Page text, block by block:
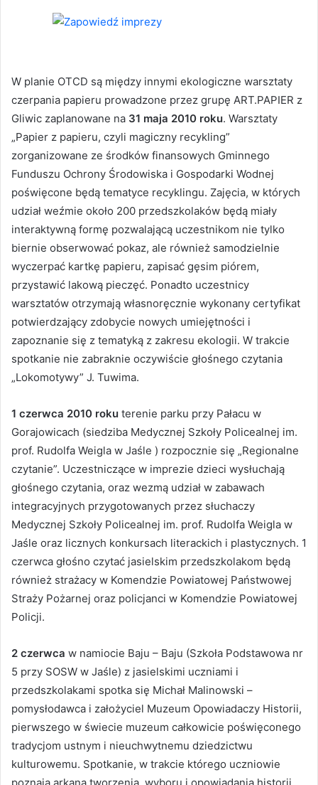
W planie OTCD są między innymi ekologiczne warsztaty
czerpania papieru prowadzone przez grupę ART.PAPIER z
Gliwic zaplanowane na 31 maja 2010 roku. Warsztaty
„Papier z papieru, czyli magiczny recykling”
zorganizowane ze środków finansowych Gminnego
Funduszu Ochrony Środowiska i Gospodarki Wodnej
poświęcone będą tematyce recyklingu. Zajęcia, w których
udział weźmie około 200 przedszkolaków będą miały
interaktywną formę pozwalającą uczestnikom nie tylko
biernie obserwować pokaz, ale również samodzielnie
wyczerpać kartkę papieru, zapisać gęsim piórem,
przystawić lakową pieczęć. Ponadto uczestnicy
warsztatów otrzymają własnoręcznie wykonany certyfikat
potwierdzający zdobycie nowych umiejętności i
zapoznanie się z tematyką z zakresu ekologii. W trakcie
spotkanie nie zabraknie oczywiście głośnego czytania
„Lokomotywy” J. Tuwima.
1 czerwca 2010 roku terenie parku przy Pałacu w
Gorajowicach (siedziba Medycznej Szkoły Policealnej im.
prof. Rudolfa Weigla w Jaśle ) rozpocznie się „Regionalne
czytanie”. Uczestniczące w imprezie dzieci wysłuchają
głośnego czytania, oraz wezmą udział w zabawach
integracyjnych przygotowanych przez słuchaczy
Medycznej Szkoły Policealnej im. prof. Rudolfa Weigla w
Jaśle oraz licznych konkursach literackich i plastycznych. 1
czerwca głośno czytać jasielskim przedszkolakom będą
również strażacy w Komendzie Powiatowej Państwowej
Straży Pożarnej oraz policjanci w Komendzie Powiatowej
Policji.
2 czerwca w namiocie Baju – Baju (Szkoła Podstawowa nr
5 przy SOSW w Jaśle) z jasielskimi uczniami i
przedszkolakami spotka się Michał Malinowski –
pomysłodawca i założyciel Muzeum Opowiadaczy Historii,
pierwszego w świecie muzeum całkowicie poświęconego
tradycjom ustnym i nieuchwytnemu dziedzictwu
kulturowemu. Spotkanie, w trakcie którego uczniowie